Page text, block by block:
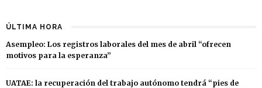
ÚLTIMA HORA
Asempleo: Los registros laborales del mes de abril “ofrecen
motivos para la esperanza”
UATAE: la recuperación del trabajo autónomo tendrá “pies de